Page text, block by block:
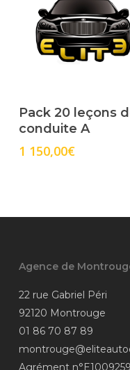
Select Options
Pack 20 leçons
conduite A
1 150,00€
Agence de
22 rue Gabriel Péri
92120 Montrouge
01 86 70 87 89
Agrément